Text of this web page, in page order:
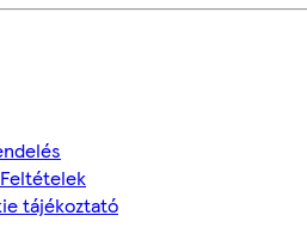
tájékoztató